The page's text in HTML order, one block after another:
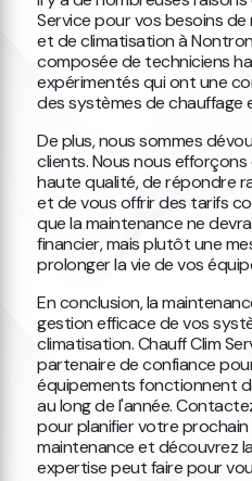
Service pour vos besoins
et de climatisation à
composée de techniciens
expérimentés qui ont une
des systèmes de chauffage
De plus, nous sommes
clients. Nous nous
haute qualité, de répondre
et de vous offrir des tarifs
que la maintenance ne
financier, mais plutôt une
prolonger la vie de vos
En conclusion, la
gestion efficace de vos
climatisation. Chauff Clim
partenaire de confiance
équipements fonctionnent
au long de l'année.
pour planifier votre
maintenance et découvrez
expertise peut faire pour